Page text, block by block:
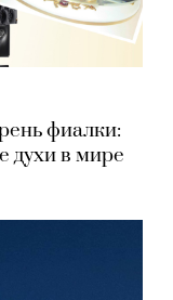
фиалки:
духи в мире